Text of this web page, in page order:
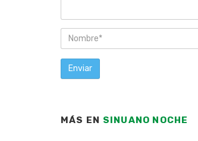
MÁS EN SINUANO NOCHE